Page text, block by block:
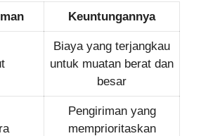
Keuntungannya
Biaya yang terjangkau
untuk muatan berat dan
besar
Pengiriman yang
memprioritaskan